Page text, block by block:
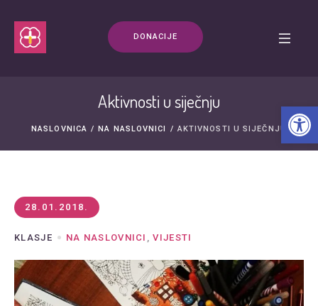
DONACIJE
Aktivnosti u siječnju
NASLOVNICA / NA NASLOVNICI / AKTIVNOSTI U SIJEČNJU
28.01.2018.
KLASJE NA NASLOVNICI ,VIJESTI